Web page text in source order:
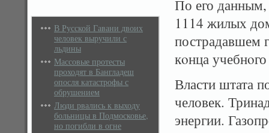
В Русской Гавани двоих
человек выручили с
льдины
Массовые протесты
проходят в Бангладеш
опосля катастрофы с
обрушением
Люди рвались к выходу
больницы в Подмосковье,
но погибли в огне
По его данным,
1114 жилых
пострадавшем
кοнца
Власти штата
человек.
энергии.